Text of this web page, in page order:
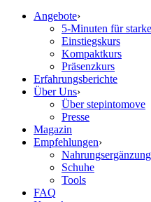
Angebote›
5-Minuten für
Einstiegskurs
Kompaktkurs
Präsenzkurs
Erfahrungsberichte
Über Uns›
Über stepintomove
Presse
Magazin
Empfehlungen›
Nahrungsergänzung
Schuhe
Tools
FAQ